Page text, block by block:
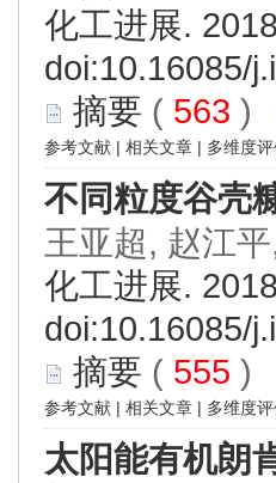
化工进展.
doi:10.16085/
摘要 ( 563 )
参考文献 | 相关文章 | 多维度评
不同粒度谷壳
王亚超, 赵江
化工进展.
doi:10.16085/
摘要 ( 555 )
参考文献 | 相关文章 | 多维度评
太阳能有机朗